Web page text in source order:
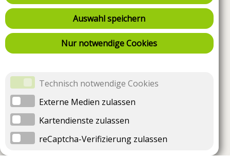
Auswahl speichern
Nur notwendige Cookies
Technisch notwendige Cookies
Externe Medien zulassen
Kartendienste zulassen
reCaptcha-Verifizierung zulassen